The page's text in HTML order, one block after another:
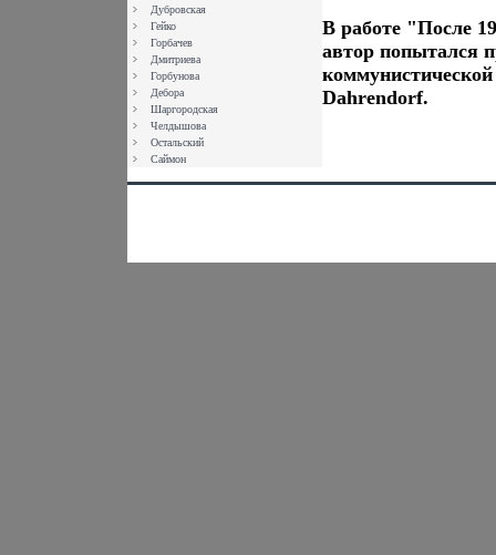
Дубровская
Гейко
Горбачев
Дмитриева
Горбунова
Дебора
Шаргородская
Челдышова
Остальский
Саймон
В работе "После
автор попытался
Dahrendorf.